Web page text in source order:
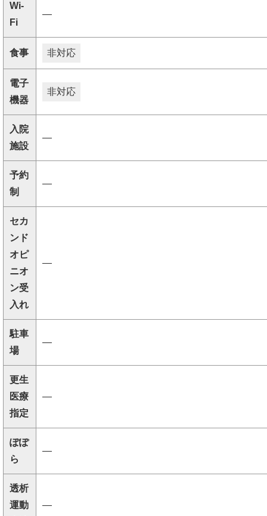
Wi-
Fi
―
食事 非対応
電子
機器
非対応
入院
施設
―
予約
制
―
セカ
ンド
オピ
ニオ
ン受
入れ
―
駐車
場
―
更生
医療
指定
―
ぽぽ
ら
―
透析
運動
―